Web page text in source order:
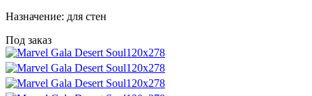
Назначение: для стен
Под заказ